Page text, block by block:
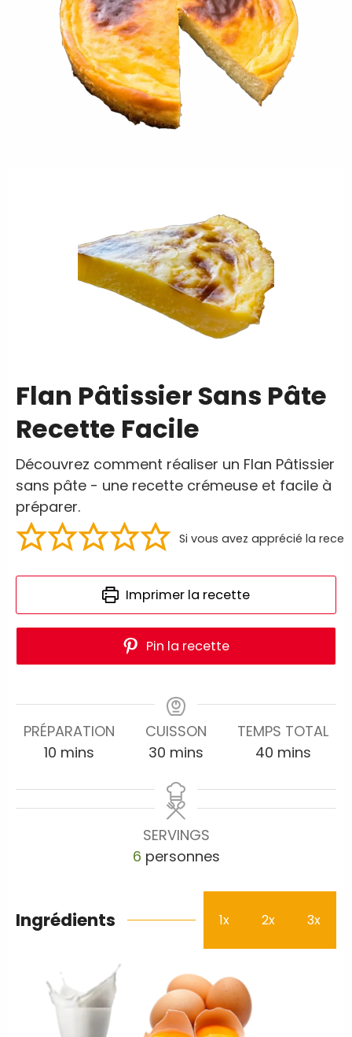
Flan Pâtissier Sans Pâte
Recette Facile
Découvrez comment réaliser un Flan Pâtissier
sans pâte - une recette crémeuse et facile à
préparer.
Si vous avez apprécié la
Imprimer la recette
Pin la recette
PRÉPARATION
10 mins
CUISSON
30 mins
TEMPS TOTAL
40 mins
SERVINGS
6 personnes
Ingrédients 1x 2x 3x